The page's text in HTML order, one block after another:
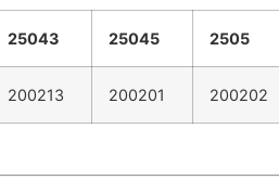
25043 25045 2505
200213 200201 200202